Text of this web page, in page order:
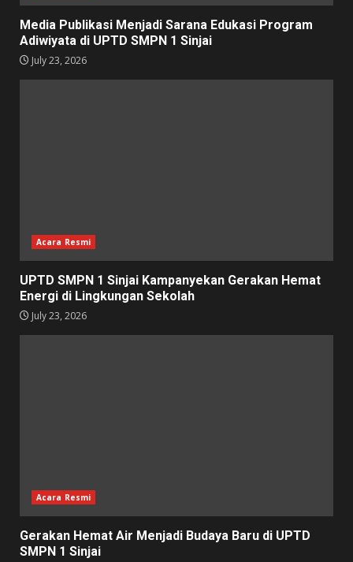
Media Publikasi Menjadi Sarana Edukasi Program
Adiwiyata di UPTD SMPN 1 Sinjai
July 23, 2026
Acara Resmi
UPTD SMPN 1 Sinjai Kampanyekan Gerakan Hemat
Energi di Lingkungan Sekolah
July 23, 2026
Acara Resmi
Gerakan Hemat Air Menjadi Budaya Baru di UPTD
SMPN 1 Sinjai